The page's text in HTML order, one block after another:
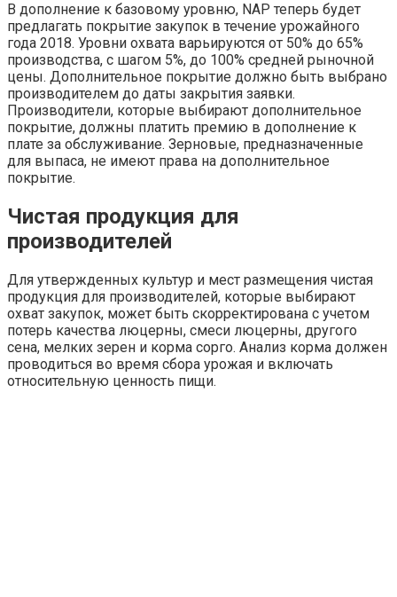
В дополнение к базовому уровню, NAP теперь будет
предлагать покрытие закупок в течение урожайного
года 2018. Уровни охвата варьируются от 50% до 65%
производства, с шагом 5%, до 100% средней рыночной
цены. Дополнительное покрытие должно быть выбрано
производителем до даты закрытия заявки.
Производители, которые выбирают дополнительное
покрытие, должны платить премию в дополнение к
плате за обслуживание. Зерновые, предназначенные
для выпаса, не имеют права на дополнительное
покрытие.
Чистая продукция для
производителей
Для утвержденных культур и мест размещения чистая
продукция для производителей, которые выбирают
охват закупок, может быть скорректирована с учетом
потерь качества люцерны, смеси люцерны, другого
сена, мелких зерен и корма сорго. Анализ корма должен
проводиться во время сбора урожая и включать
относительную ценность пищи.